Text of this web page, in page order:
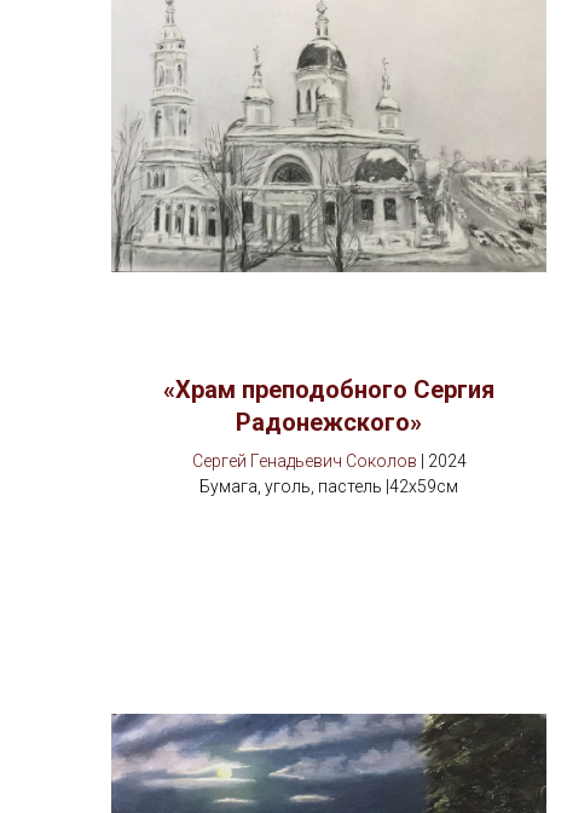
«Храм преподобного Сергия
Радонежского»
Сергей Генадьевич Соколов | 2024
Бумага, уголь, пастель |42х59см